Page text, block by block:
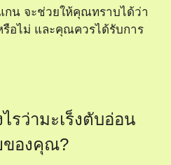
กน จะช่วยให้คุณทราบได้ว่า
อไม่ และคุณควรได้รับการ
รว่ามะเร็งตับอ่อน
ของคุณ?